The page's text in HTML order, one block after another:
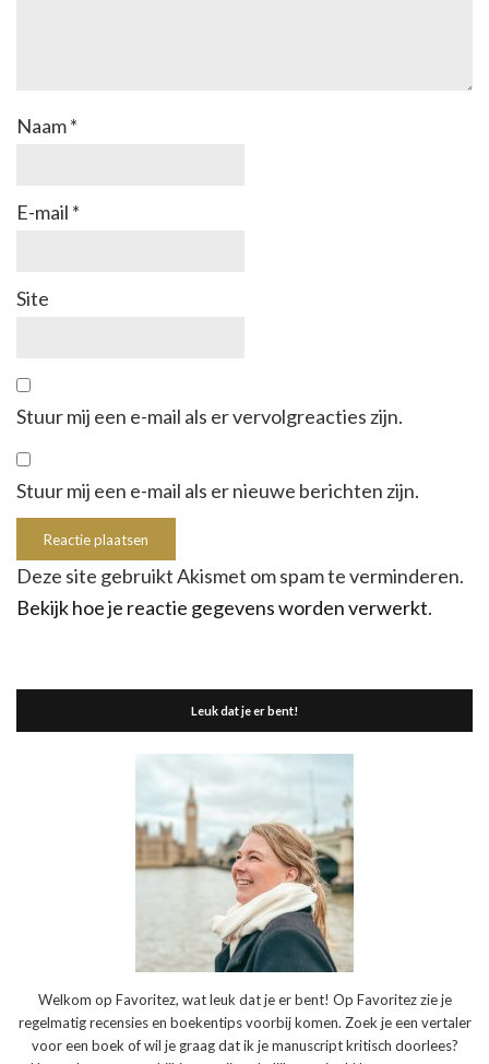
Naam*
E-mail *
Site
Stuur mij een e-mail als er vervolgreacties zijn.
Stuur mij een e-mail als er nieuwe berichten zijn.
Deze site gebruikt Akismet om spam te verminderen.
Bekijk hoe je reactie gegevens worden verwerkt.
Leuk dat je er bent!
Welkom op Favoritez, wat leuk dat je er bent! Op Favoritez zie je
regelmatig recensies en boekentips voorbij komen. Zoek je een vertaler
voor een boek of wil je graag dat ik je manuscript kritisch doorlees?